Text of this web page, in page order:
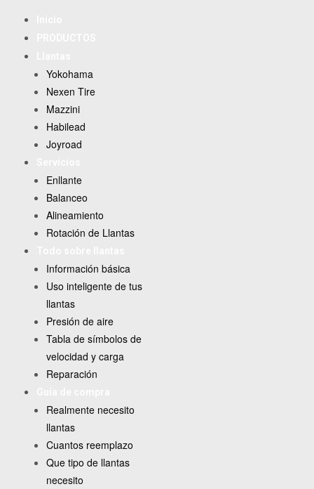
Yokohama
Nexen Tire
Mazzini
Habilead
Joyroad
Enllante
Balanceo
Alineamiento
Rotación de Llantas
Información básica
Uso inteligente de tus
llantas
Presión de aire
Tabla de símbolos de
velocidad y carga
Reparación
Realmente necesito
llantas
Cuantos reemplazo
Que tipo de llantas
necesito